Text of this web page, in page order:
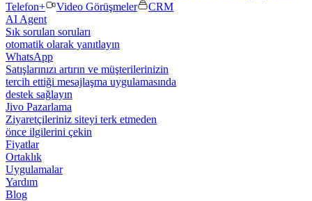
Telefon+
Video Görüşmeler
CRM
AI Agent
Sık sorulan soruları
otomatik olarak yanıtlayın
WhatsApp
Satışlarınızı artırın ve müşterilerinizin
tercih ettiği mesajlaşma uygulamasında
destek sağlayın
Jivo Pazarlama
Ziyaretçileriniz siteyi terk etmeden
önce ilgilerini çekin
Fiyatlar
Ortaklık
Uygulamalar
Yardım
Blog